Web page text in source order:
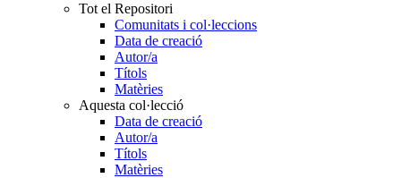
Tot el Repositori
Comunitats i col·leccions
Data de creació
Autor/a
Títols
Matèries
Aquesta col·lecció
Data de creació
Autor/a
Títols
Matèries